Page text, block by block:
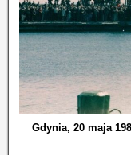
Gdynia, 20 maja